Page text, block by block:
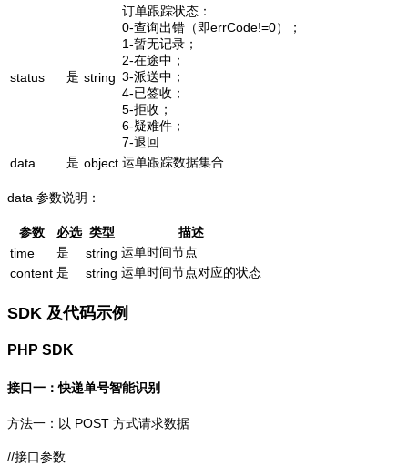
status 是 string
订单跟踪状态：
0-查询出错（即errCode!=0）；
1-暂无记录；
2-在途中；
3-派送中；
4-已签收；
5-拒收；
6-疑难件；
7-退回
data
是 object 运单跟踪数据集合
data 参数说明：
参数 必选 类型
描述
time
是 string 运单时间节点
content 是 string 运单时间节点对应的状态
SDK 及代码示例
PHP SDK
接口一：快递单号智能识别
方法一：以 POST 方式请求数据
//接口参数